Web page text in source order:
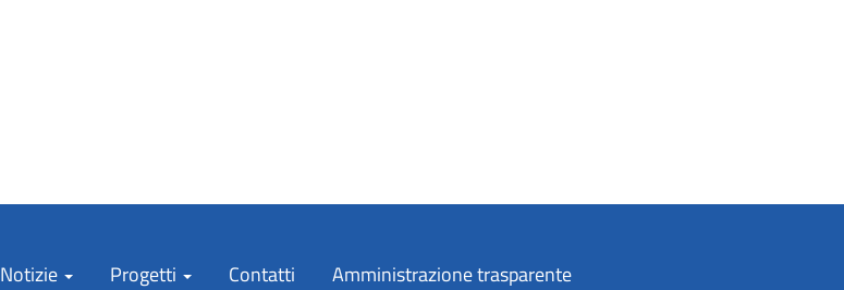
Notizie Progetti Contatti Amministrazione trasparente